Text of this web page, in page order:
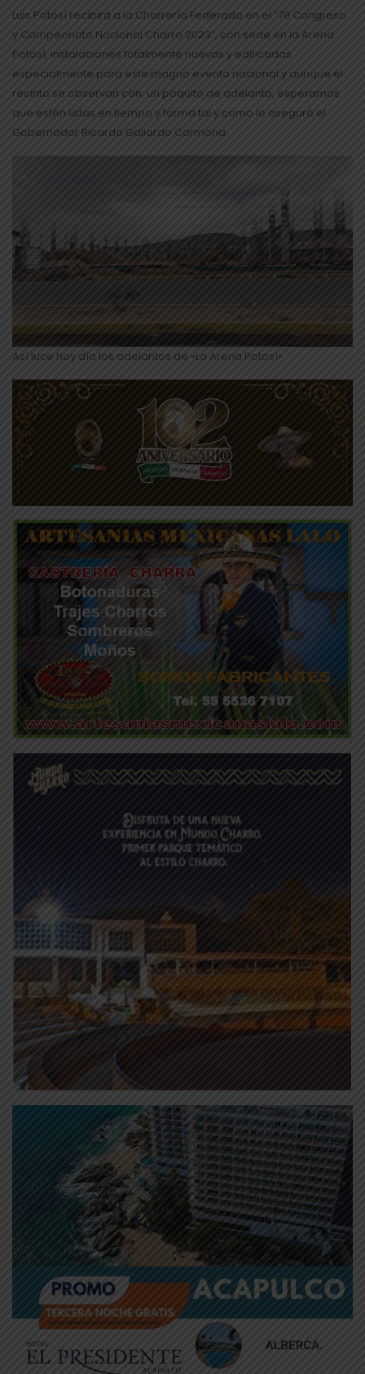
Luis Potosí recibirá a la Charrería Federada en el “79 Congreso
y Campeonato Nacional Charro 2023”, con sede en la Arena
Potosí, instalaciones totalmente nuevas y edificadas
especialmente para este magno evento nacional y aunque el
recinto se observan con un poquito de adelanto, esperamos
que estén listas en tiempo y forma tal y como lo aseguró el
Gobernador Ricardo Gallardo Carmona.
Así luce hoy día los adelantos de «La Arena Potosí»